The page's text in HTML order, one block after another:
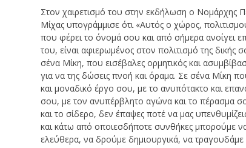
Στον χαιρετισμό του στην εκδήλωση ο Νομάρχης
Μίχας υπογράμμισε ότι «Αυτός ο χώρος,
που φέρει το όνομά σου και από σήμερα ανοίγει
του, είναι αφιερωμένος στον πολιτισμό της δικής
σένα Μίκη, που εισέβαλες ορμητικός και
για να της δώσεις πνοή και όραμα. Σε σένα Μίκη
και μοναδικό έργο σου, με το ανυπότακτο και
σου, με τον ανυπέρβλητο αγώνα και το πέρασμα
και το σίδερο, δεν έπαψες ποτέ να μας
και κάτω από οποιεσδήποτε συνθήκες μπορούμε
ελεύθερα, να δρούμε δημιουργικά, να τραγουδάμε